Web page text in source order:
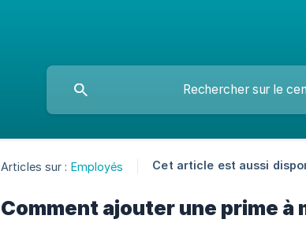
Articles sur : Employés Cet article est aussi
Comment ajouter une prime à